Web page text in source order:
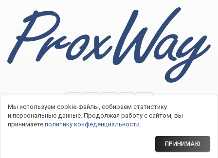
2007−2026 © Системы контроля доступа ProxWay
Мы используем cookie-файлы, собираем статистику
и персональные данные. Продолжая работу с сайтом, вы
принимаете политику конфеденциальности.
ПРИНИМАЮ